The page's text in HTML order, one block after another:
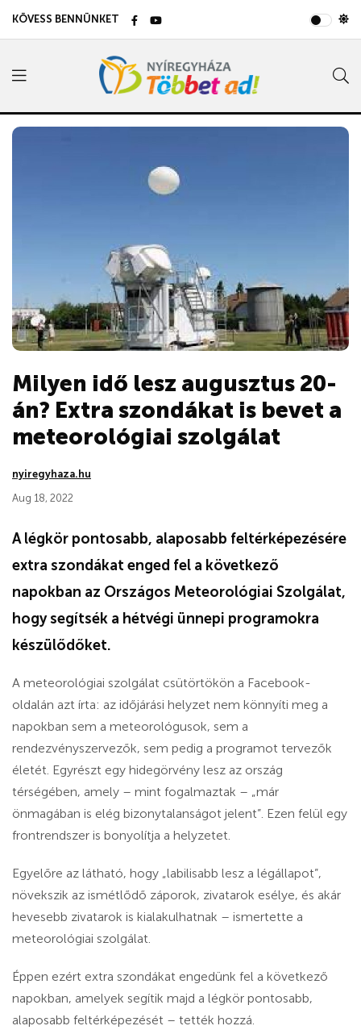
KÖVESS BENNÜNKET
Milyen idő lesz augusztus 20-
án? Extra szondákat is bevet a
meteorológiai szolgálat
nyiregyhaza.hu
Aug 18, 2022
A légkör pontosabb, alaposabb feltérképezésére
extra szondákat enged fel a következő
napokban az Országos Meteorológiai Szolgálat,
hogy segítsék a hétvégi ünnepi programokra
készülődőket.
A meteorológiai szolgálat csütörtökön a Facebook-
oldalán azt írta: az időjárási helyzet nem könnyíti meg a
napokban sem a meteorológusok, sem a
rendezvényszervezők, sem pedig a programot tervezők
életét. Egyrészt egy hidegörvény lesz az ország
térségében, amely – mint fogalmaztak – „már
önmagában is elég bizonytalanságot jelent”. Ezen felül egy
frontrendszer is bonyolítja a helyzetet.
Egyelőre az látható, hogy „labilisabb lesz a légállapot”,
növekszik az ismétlődő záporok, zivatarok esélye, és akár
hevesebb zivatarok is kialakulhatnak – ismertette a
meteorológiai szolgálat.
Éppen ezért extra szondákat engedünk fel a következő
napokban, amelyek segítik majd a légkör pontosabb,
alaposabb feltérképezését – tették hozzá.